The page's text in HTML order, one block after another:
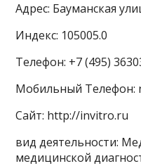
Адрес: Бауманская
Индекс: 105005.0
Телефон: +7 (495)
Мобильный Телефон:
Сайт: http://invitro.ru
вид деятельности:
медицинской